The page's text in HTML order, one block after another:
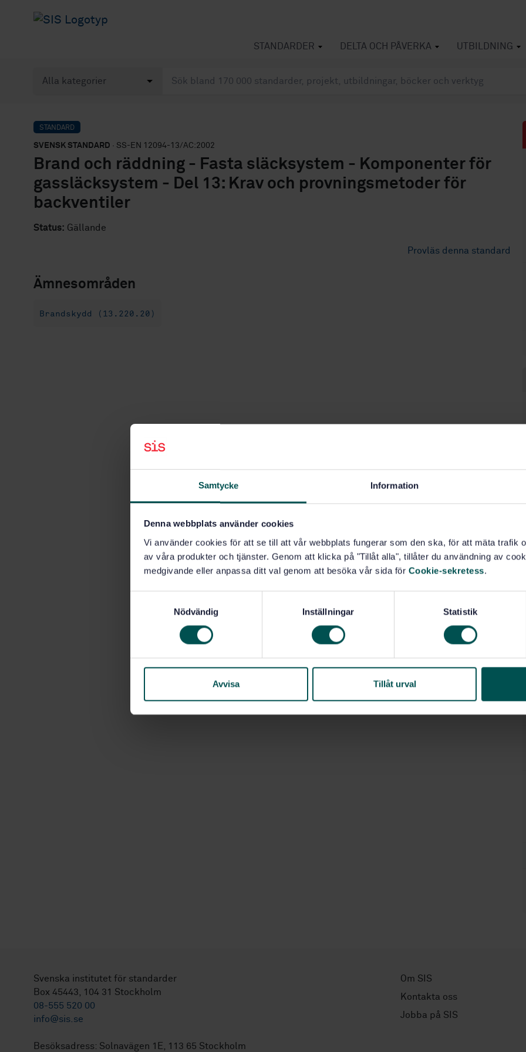
Samtycke Information
Denna webbplats använder cookies
Vi använder cookies för att se till att vår webbplats fungerar som den ska, för att mäta trafik
av våra produkter och tjänster. Genom att klicka på "Tillåt alla", tillåter du användning av
medgivande eller anpassa ditt val genom att besöka vår sida för Cookie-sekretess.
s
Nödvändig Inställningar Statistik
Avvisa Tillåt urval
STANDARDER DELTA OCH PÅVERKA UTBILDNING
STANDARD
SVENSK STANDARD · SS-EN 12094-13/AC:2002
Brand och räddning - Fasta släcksystem - Komponenter för
gassläcksystem - Del 13: Krav och provningsmetoder för
backventiler
Status: Gällande
Provläs denna standard
Ämnesområden
Brandskydd (13.220.20)
Svenska institutet för standarder
Box 45443, 104 31 Stockholm
08-555 520 00
info@sis.se
Besöksadress: Solnavägen 1E, 113 65 Stockholm
Om SIS
Kontakta oss
Jobba på SIS